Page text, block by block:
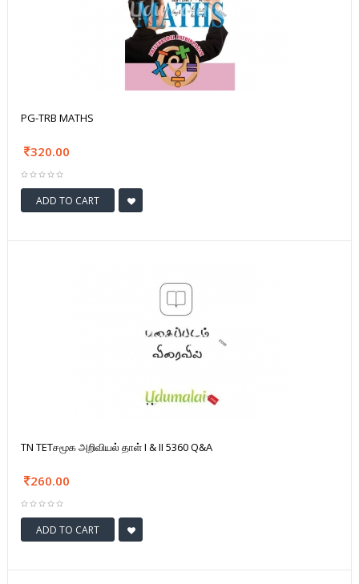
PG-TRB MATHS
320.00
ADD TO CART
TN TETசமூக அறிவியல் தாள் I & II 5360 Q&A
260.00
ADD TO CART